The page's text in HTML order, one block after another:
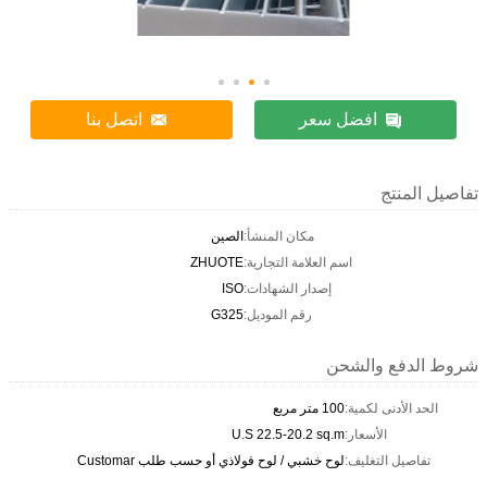
افضل سعر اتصل بنا
تفاصيل المنتج
مكان المنشأ:الصين
اسم العلامة التجارية:ZHUOTE
إصدار الشهادات:ISO
رقم الموديل:G325
شروط الدفع والشحن
الحد الأدنى لكمية:100 متر مربع
الأسعار:U.S 22.5-20.2 sq.m
تفاصيل التغليف:لوح خشبي / لوح فولاذي أو حسب طلب Customar